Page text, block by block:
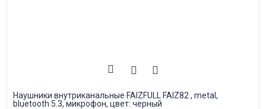
Наушники внутриканальные FAIZFULL FAIZ82 , metal,
bluetooth 5.3, микрофон, цвет: черный